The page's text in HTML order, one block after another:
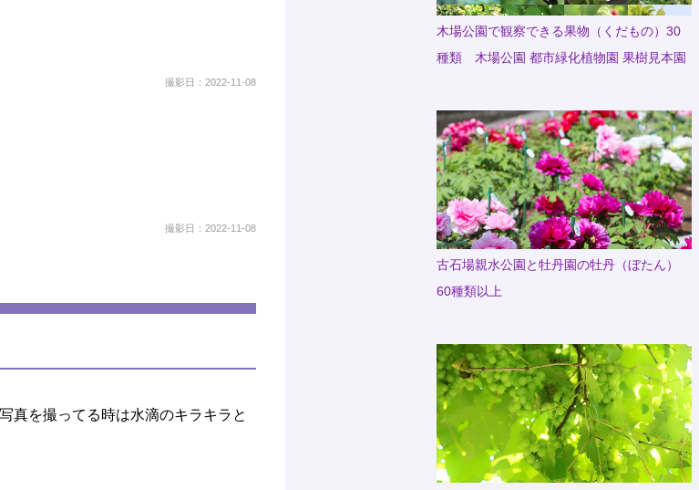
撮影日：2022-11-08
撮影日：2022-11-08
真を撮ってる時は水滴のキラキラと
木場公園で観察できる果物（くだもの）30
種類 木場公園 都市緑化植物園 果樹見本園
古石場親水公園と牡丹園の牡丹（ぼたん）
60種類以上